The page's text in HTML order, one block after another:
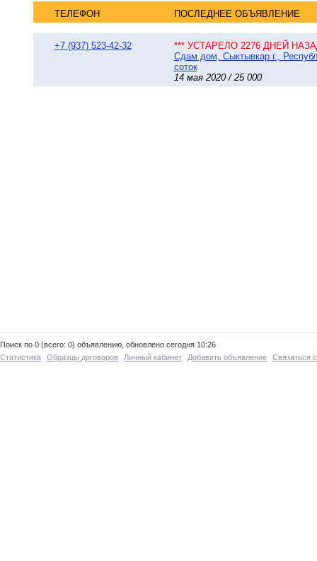
ТЕЛЕФОН ПОСЛЕДНЕЕ ОБЪЯВЛЕНИЕ
+7 (937) 523-42-32
*** УСТАРЕЛО 2276 ДНЕЙ
Сдам дом, Сыктывкар г.,
соток
14 мая 2020 / 25 000
Поиск по 0 (всего: 0) объявлению, обновлено сегодня 10:26
Статистика
Образцы договоров Личный кабинет Добавить объявление Связаться